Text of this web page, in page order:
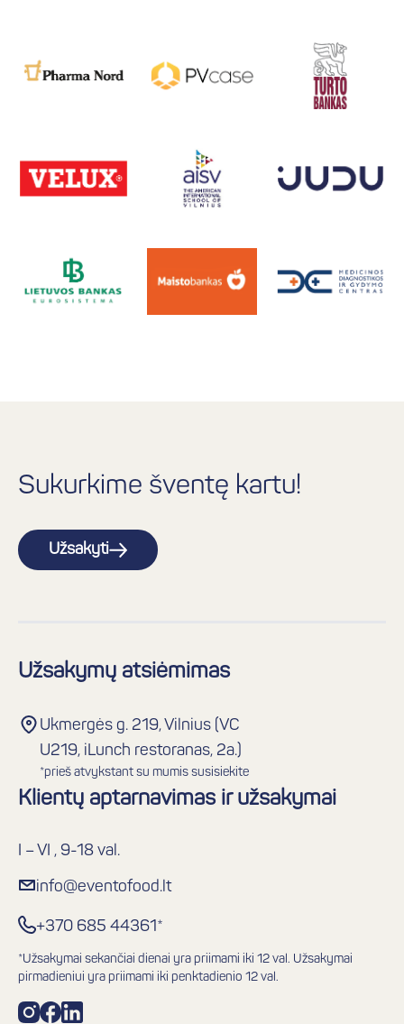
Sukurkime šventę kartu!
Užsakyti
Užsakymų atsiėmimas
Ukmergės g. 219, Vilnius (VC
U219, iLunch restoranas, 2a.)
*prieš atvykstant su mumis susisiekite
Klientų aptarnavimas ir užsakymai
I – VI , 9-18 val.
info@eventofood.lt
+370 685 44361*
*Užsakymai sekančiai dienai yra priimami iki 12 val. Užsakymai
pirmadieniui yra priimami iki penktadienio 12 val.